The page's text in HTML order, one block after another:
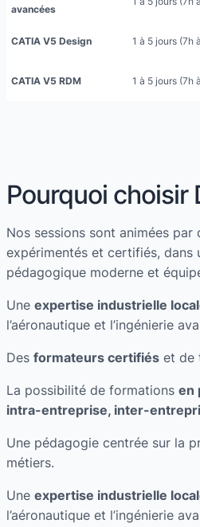
avancées
CATIA V5 Design 1 à 5 jours (7h
CATIA V5 RDM 1 à 5 jours (7h
Pourquoi choisir
Nos sessions sont animées par
expérimentés et certifiés, dans
pédagogique moderne et
Une expertise industrielle
l’aéronautique et l’ingénierie
Des formateurs certifiés et de
La possibilité de formations en
intra-entreprise, inter-
Une pédagogie centrée sur la
métiers.
Une expertise industrielle
l’aéronautique et l’ingénierie